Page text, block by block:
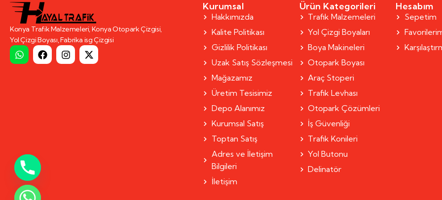
Konya Trafik Malzemeleri, Konya Otopark Çizgisi,
Yol Çizgi Boyası, Fabrika isg Çizgisi
Kurumsal
Hakkımızda
Kalite Politikası
Gizlilik Politikası
Uzak Satış Sözleşmesi
Mağazamız
Üretim Tesisimiz
Depo Alanımız
Kurumsal Satış
Toptan Satış
Adres ve İletişim
Bilgileri
İletişim
Ürün Kategorileri
Trafik Malzemeleri
Yol Çizgi Boyaları
Boya Makineleri
Otopark Boyası
Araç Stoperi
Trafik Levhası
Otopark Çözümleri
İş Güvenliği
Trafik Konileri
Yol Butonu
Delinatör
Hesabım
Sepetim